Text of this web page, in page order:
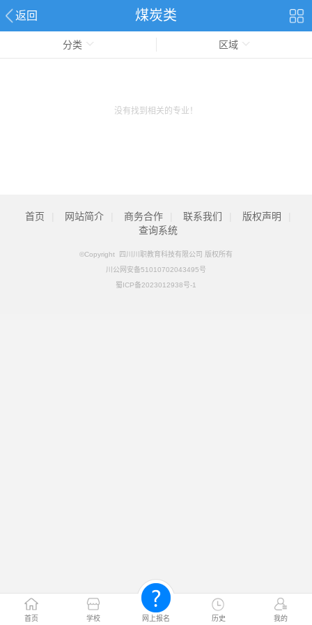
返回 煤炭类
首页 学校 网上报名 历史 我的
分类 区域
没有找到相关的专业！
首页 网站简介 商务合作 联系我们 版权声明
查询系统
©Copyright 四川川职教育科技有限公司 版权所有
川公网安备51010702043495号
蜀ICP备2023012938号-1